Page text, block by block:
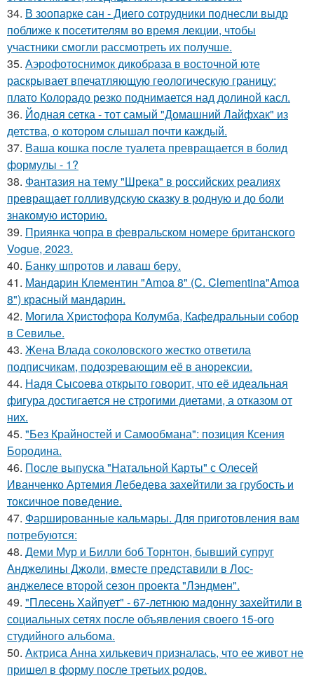
34. В зоопарке сан - Диего сотрудники поднесли выдр
поближе к посетителям во время лекции, чтобы
участники смогли рассмотреть их получше.
35. Аэрофотоснимок дикобpaза в восточной юте
раскрывает впечатляющую геологическую границу:
плато Колорадо резко поднимается над долиной касл.
36. Йодная сетка - тот самый "Домашний Лайфхак" из
детства, о котором слышал почти каждый.
37. Ваша кошка после туалета превращается в болид
формулы - 1?
38. Фантазия на тему "Шрека" в российских реалиях
превращает голливудскую сказку в родную и до боли
знакомую историю.
39. Приянка чопра в февральском номере британского
Vogue, 2023.
40. Банку шпротов и лаваш беру.
41. Мандарин Клементин "Amoa 8" (C. Clementina"Amoa
8") красный мандарин.
42. Могила Христофора Колумба, Кафедральныи собор
в Севилье.
43. Жена Влада соколовского жестко ответила
подписчикам, подозревающим её в анорексии.
44. Надя Сысоева открыто говорит, что её идеальная
фигура достигается не строгими диетами, а отказом от
них.
45. "Без Крайностей и Самообмана": позиция Ксения
Бородина.
46. После выпуска "Натальной Карты" с Олесей
Иванченко Артемия Лебедева захейтили за грубость и
токсичное поведение.
47. Фаршированные кальмары. Для приготовления вам
потребуются:
48. Деми Мур и Билли боб Торнтон, бывший супруг
Анджелины Джоли, вместе представили в Лос-
анджелесе второй сезон проекта "Лэндмен".
49. "Плесень Хайпует" - 67-летнюю мадонну захейтили в
социальных сетях после объявления своего 15-ого
студийного альбома.
50. Актриса Анна хилькевич призналась, что ее живот не
пришел в форму после третьих родов.